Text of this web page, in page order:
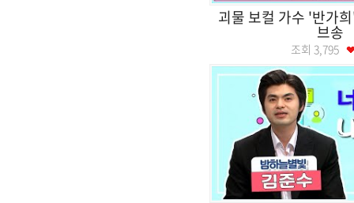
괴물 보컬 가수 '반가
브송
조회 3,795